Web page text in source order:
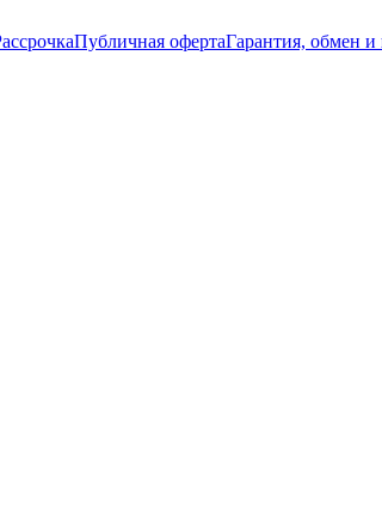
Публичная офертаГарантия, обмен и